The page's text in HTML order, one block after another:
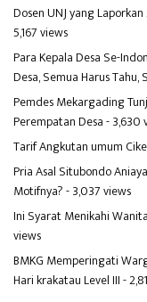
Dosen UNJ yang
5,167 views
Para Kepala Desa Se-
Desa, Semua Harus
Pemdes Mekargading
Perempatan Desa- 3,630
Tarif Angkutan umum
Pria Asal Situbondo
Motifnya?- 3,037 views
Ini Syarat Menikahi
views
BMKG Memperingati
Hari krakatau Level III-